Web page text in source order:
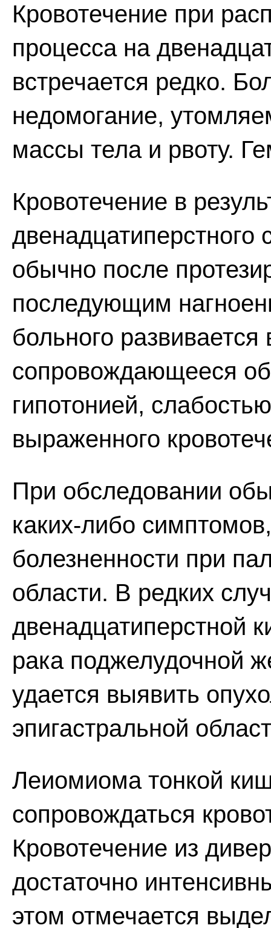
Кровотечение при
процесса на
встречается редко.
недомогание,
массы тела и рвоту.
Кровотечение в
двенадцатиперстного
обычно после
последующим
больного
сопровождающееся
гипотонией,
выраженного
При обследовании
каких-либо
болезненности при
области. В редких
двенадцатиперстной
рака поджелудочной
удается выявить
эпигастральной
Леиомиома тонкой
сопровождаться
Кровотечение из
достаточно
этом отмечается